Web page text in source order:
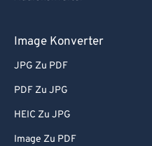
Image Konverter
JPG Zu PDF
PDF Zu JPG
HEIC Zu JPG
Image Zu PDF